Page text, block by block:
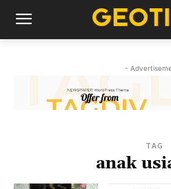
-
TAG
anak